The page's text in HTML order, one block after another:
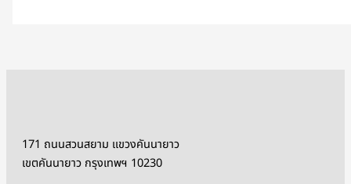
171 ถนนสวนสยาม แขวงคันนายาว
เขตคันนายาว กรุงเทพฯ 10230